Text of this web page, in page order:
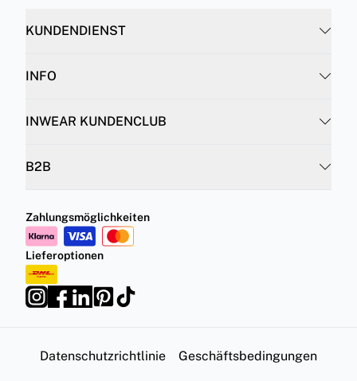
KUNDENDIENST
INFO
INWEAR KUNDENCLUB
B2B
Zahlungsmöglichkeiten
Lieferoptionen
Datenschutzrichtlinie Geschäftsbedingungen